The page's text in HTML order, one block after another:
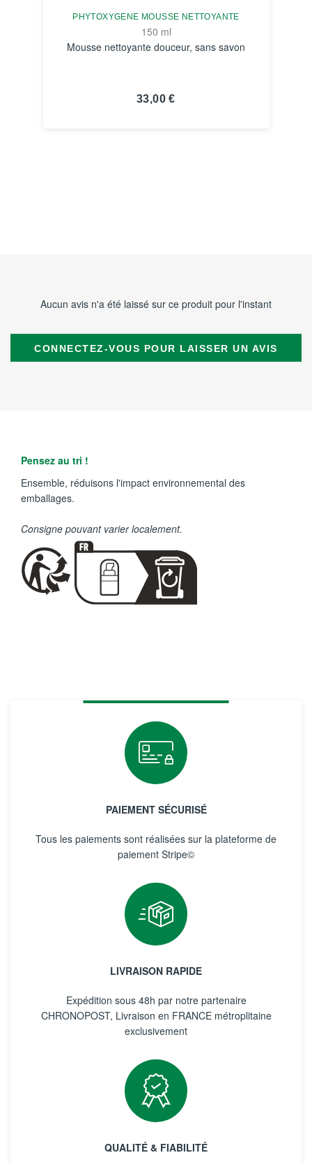
PHYTOXYGENE MOUSSE NETTOYANTE
150 ml
Mousse nettoyante douceur, sans savon
33,00 €
Aucun avis n'a été laissé sur ce produit pour l'instant
CONNECTEZ-VOUS POUR LAISSER UN AVIS
Pensez au tri !
Ensemble, réduisons l'impact environnemental des
emballages.
Consigne pouvant varier localement.
PAIEMENT SÉCURISÉ
Tous les paiements sont réalisées sur la plateforme de
paiement Stripe©
LIVRAISON RAPIDE
Expédition sous 48h par notre partenaire
CHRONOPOST, Livraison en FRANCE métroplitaine
exclusivement
QUALITÉ & FIABILITÉ